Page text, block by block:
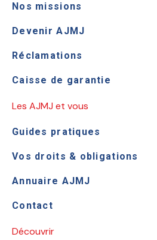
Nos missions
Devenir AJMJ
Réclamations
Caisse de garantie
Les AJMJ et vous
Guides pratiques
Vos droits & obligations
Annuaire AJMJ
Contact
Découvrir